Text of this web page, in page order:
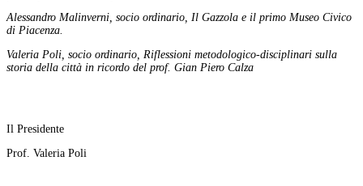
Alessandro Malinverni, socio ordinario, Il Gazzola e il primo Museo Civico
di Piacenza.
Valeria Poli, socio ordinario, Riflessioni metodologico-disciplinari sulla
storia della città in ricordo del prof. Gian Piero Calza
Il Presidente
Prof. Valeria Poli